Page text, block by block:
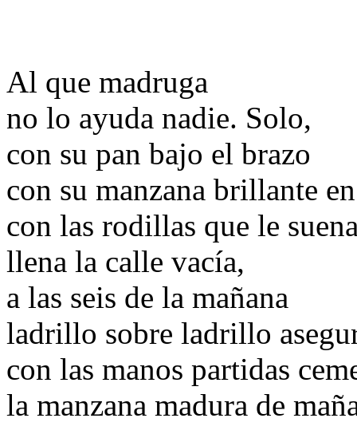
Al que madruga
no lo ayuda nadie. Solo,
con su pan bajo el brazo
con su manzana brillante
con las rodillas que le
llena la calle vacía,
a las seis de la mañana
ladrillo sobre ladrillo
con las manos partidas
la manzana madura de